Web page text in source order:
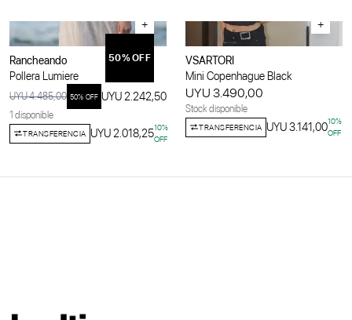
50% OFF
+
Rancheando
Pollera Lumiere
UYU 4.485,00 50% OFF UYU 2.242,50
1 disponible
TRANSFERENCIA UYU 2.018,2510%
OFF
+
VSARTORI
Mini Copenhague Black
UYU 3.490,00
Stock disponible
TRANSFERENCIA UYU 3.141,0010%
OFF